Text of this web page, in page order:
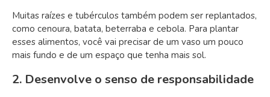
Muitas raízes e tubérculos também podem ser replantados,
como cenoura, batata, beterraba e cebola. Para plantar
esses alimentos, você vai precisar de um vaso um pouco
mais fundo e de um espaço que tenha mais sol.
2. Desenvolve o senso de responsabilidade